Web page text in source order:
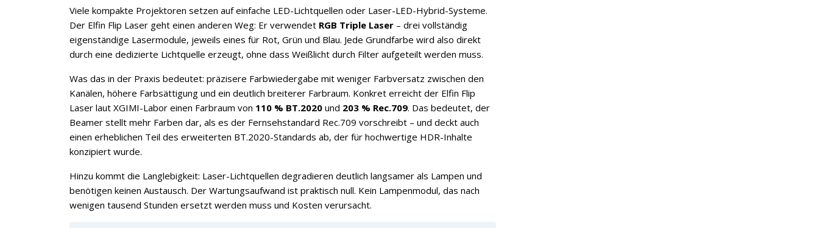
Viele kompakte Projektoren setzen auf einfache LED-Lichtquellen oder Laser-LED-Hybrid-Systeme.
Der Elfin Flip Laser geht einen anderen Weg: Er verwendet RGB Triple Laser – drei vollständig
eigenständige Lasermodule, jeweils eines für Rot, Grün und Blau. Jede Grundfarbe wird also direkt
durch eine dedizierte Lichtquelle erzeugt, ohne dass Weißlicht durch Filter aufgeteilt werden muss.
Was das in der Praxis bedeutet: präzisere Farbwiedergabe mit weniger Farbversatz zwischen den
Kanälen, höhere Farbsättigung und ein deutlich breiterer Farbraum. Konkret erreicht der Elfin Flip
Laser laut XGIMI-Labor einen Farbraum von 110 % BT.2020 und 203 % Rec.709. Das bedeutet, der
Beamer stellt mehr Farben dar, als es der Fernsehstandard Rec.709 vorschreibt – und deckt auch
einen erheblichen Teil des erweiterten BT.2020-Standards ab, der für hochwertige HDR-Inhalte
konzipiert wurde.
Hinzu kommt die Langlebigkeit: Laser-Lichtquellen degradieren deutlich langsamer als Lampen und
benötigen keinen Austausch. Der Wartungsaufwand ist praktisch null. Kein Lampenmodul, das nach
wenigen tausend Stunden ersetzt werden muss und Kosten verursacht.